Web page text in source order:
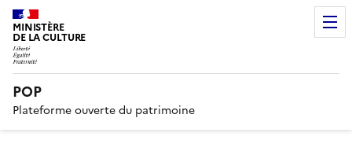
MINISTÈRE
DE LA CULTURE
POP
Plateforme ouverte du patrimoine